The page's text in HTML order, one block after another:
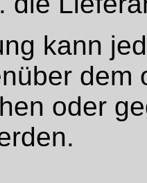
kann
dem
oder